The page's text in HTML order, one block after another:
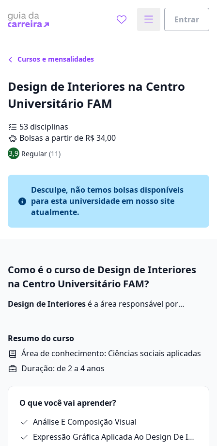
Entrar
Cursos e mensalidades
Design de Interiores na Centro
Universitário FAM
53 disciplinas
Bolsas a partir de R$ 34,00
3,9 Regular (11)
Desculpe, não temos bolsas disponíveis
para esta universidade em nosso site
atualmente.
Como é o curso de Design de Interiores
na Centro Universitário FAM?
Design de Interioresé a área responsável por
Resumo do curso
Área de conhecimento: Ciências sociais aplicadas
Duração: de 2 a 4 anos
O que você vai aprender?
Análise E Composição Visual
Expressão Gráfica Aplicada Ao Design De Interiores